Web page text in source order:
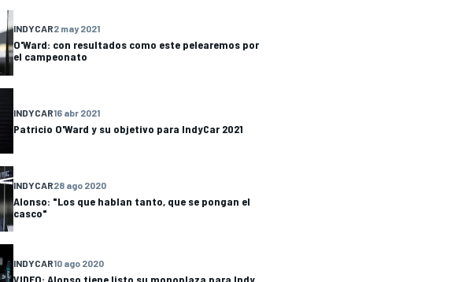
INDYCAR2 may 2021
O'Ward: con resultados como este pelearemos por
el campeonato
INDYCAR16 abr 2021
Patricio O'Ward y su objetivo para IndyCar 2021
INDYCAR28 ago 2020
Alonso: "Los que hablan tanto, que se pongan el
casco"
INDYCAR10 ago 2020
VIDEO: Alonso tiene listo su monoplaza para Indy